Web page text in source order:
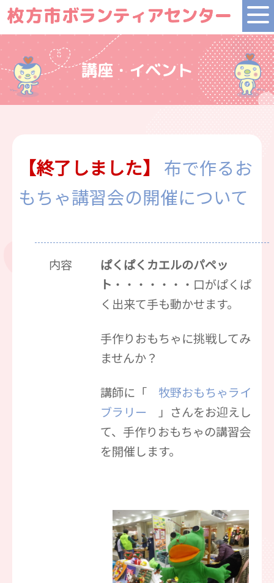
講座・イベント
【終了しました】 布で作るお
もちゃ講習会の開催について
内容
ぱくぱくカエルのパペッ
ト ・・・・・・・口がぱくぱ
く出来て手も動かせます。
手作りおもちゃに挑戦してみ
ませんか？
講師に「 牧野おもちゃライ
ブラリー 」さんをお迎えし
て、手作りおもちゃの講習会
を開催します。